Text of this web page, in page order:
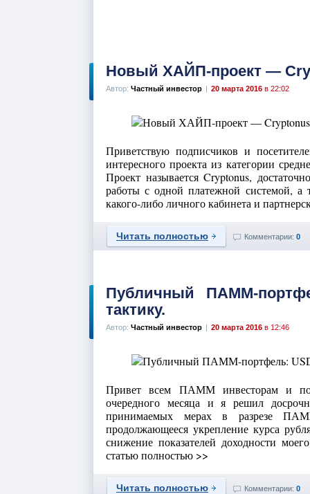
Новый ХАЙП-проект —
Автор: Частный инвестор | 20 марта 2016 в 22:02
Приветствую подписчиков и
интересного проекта из категории
Проект называется Cryptonus,
работы с одной платежной системой, а
какого-либо личного кабинета и
Читать полностью Комментарии: 0
Публичный ПАММ-
тактику.
Автор: Частный инвестор | 20 марта 2016 в 12:46
Привет всем ПАММ инвесторам и
очередного месяца и я решил
принимаемых мерах в разрезе
продолжающееся укрепление курса
снижение показателей доходности
статью полностью >>
Читать полностью Комментарии: 0